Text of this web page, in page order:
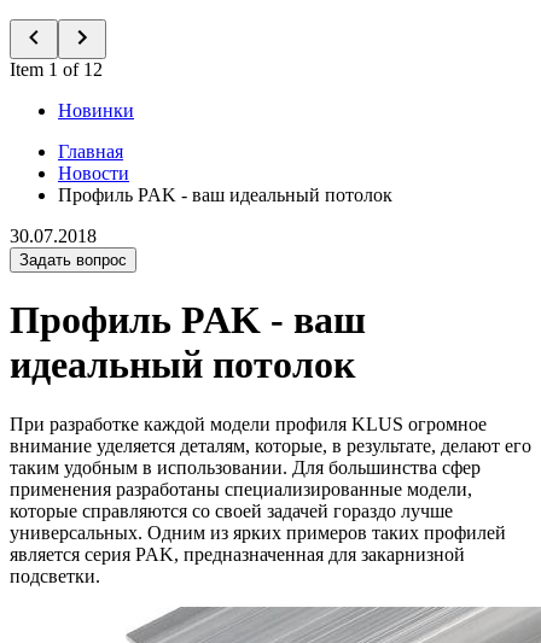
Item 1 of 12
Новинки
Главная
Новости
Профиль PAK - ваш идеальный потолок
30.07.2018
Задать вопрос
Профиль PAK - ваш
идеальный потолок
При разработке каждой модели профиля KLUS огромное
внимание уделяется деталям, которые, в результате, делают его
таким удобным в использовании. Для большинства сфер
применения разработаны специализированные модели,
которые справляются со своей задачей гораздо лучше
универсальных. Одним из ярких примеров таких профилей
является серия PAK, предназначенная для закарнизной
подсветки.